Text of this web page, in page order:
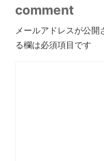
comment
メールアドレスが公開
る欄は必須項目です